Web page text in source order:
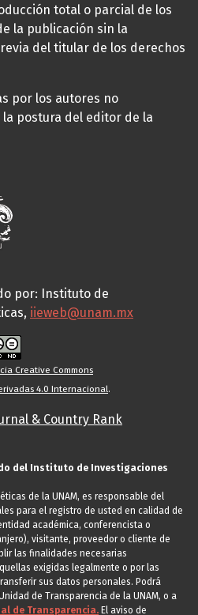
total o parcial de los
la publicación sin la
del titular de los derechos
por los autores no
postura del editor de la
por: Instituto de
iieweb@unam.mx
Creative Commons
4.0 Internacional.
del Instituto de Investigaciones
de la UNAM, es responsable del
para el registro de usted en calidad de
académica, conferencista o
visitante, proveedor o cliente de
las finalidades necesarias
exigidas legalmente o por las
sus datos personales. Podrá
de Transparencia de la UNAM, o a
de Transparencia. El aviso de